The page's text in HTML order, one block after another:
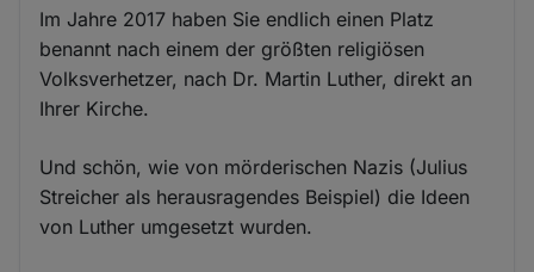
Im Jahre 2017 haben Sie endlich einen Platz
benannt nach einem der größten religiösen
Volksverhetzer, nach Dr. Martin Luther, direkt an
Ihrer Kirche.
Und schön, wie von mörderischen Nazis (Julius
Streicher als herausragendes Beispiel) die Ideen
von Luther umgesetzt wurden.